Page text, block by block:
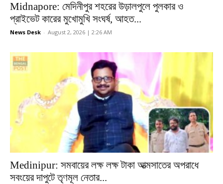
Midnapore: মেদিনীপুর শহরের উড়ালপুলে পুলকার ও
প্রাইভেট কারের মুখোমুখি সংঘর্ষ, আহত...
News Desk - August 2, 2026 | 2:26 AM
Medinipur: সমবায়ের লক্ষ লক্ষ টাকা আত্মসাতের অপরাধে
সবংয়ের দাপুটে তৃণমূল নেতার...